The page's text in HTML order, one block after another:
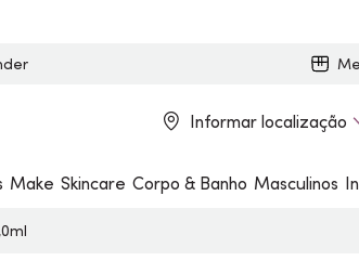
Informar localização
Make Skincare Corpo & Banho Masculinos